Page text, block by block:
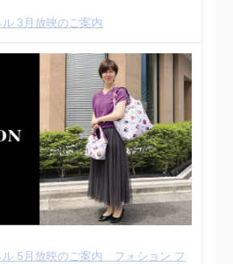
3月放映のご案内
ル 5月放映のご案内 フォション フ